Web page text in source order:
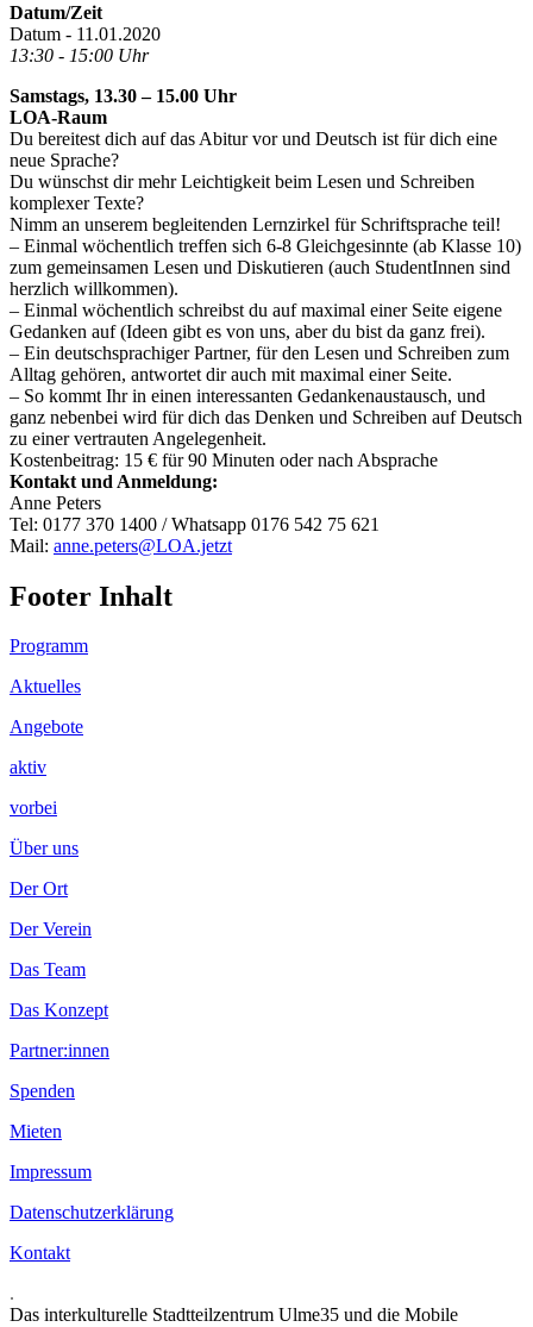
Datum/Zeit
Datum - 11.01.2020
13:30 - 15:00 Uhr
Samstags, 13.30 – 15.00 Uhr
LOA-Raum
Du bereitest dich auf das Abitur vor und Deutsch ist für dich eine
neue Sprache?
Du wünschst dir mehr Leichtigkeit beim Lesen und Schreiben
komplexer Texte?
Nimm an unserem begleitenden Lernzirkel für Schriftsprache teil!
– Einmal wöchentlich treffen sich 6-8 Gleichgesinnte (ab Klasse 10)
zum gemeinsamen Lesen und Diskutieren (auch StudentInnen sind
herzlich willkommen).
– Einmal wöchentlich schreibst du auf maximal einer Seite eigene
Gedanken auf (Ideen gibt es von uns, aber du bist da ganz frei).
– Ein deutschsprachiger Partner, für den Lesen und Schreiben zum
Alltag gehören, antwortet dir auch mit maximal einer Seite.
– So kommt Ihr in einen interessanten Gedankenaustausch, und
ganz nebenbei wird für dich das Denken und Schreiben auf Deutsch
zu einer vertrauten Angelegenheit.
Kostenbeitrag: 15 € für 90 Minuten oder nach Absprache
Kontakt und Anmeldung:
Anne Peters
Tel: 0177 370 1400 / Whatsapp 0176 542 75 621
Mail: anne.peters@LOA.jetzt
Footer Inhalt
Programm
Aktuelles
Angebote
aktiv
vorbei
Über uns
Der Ort
Der Verein
Das Team
Das Konzept
Partner:innen
Spenden
Mieten
Impressum
Datenschutzerklärung
Kontakt
.
Das interkulturelle Stadtteilzentrum Ulme35 und die Mobile